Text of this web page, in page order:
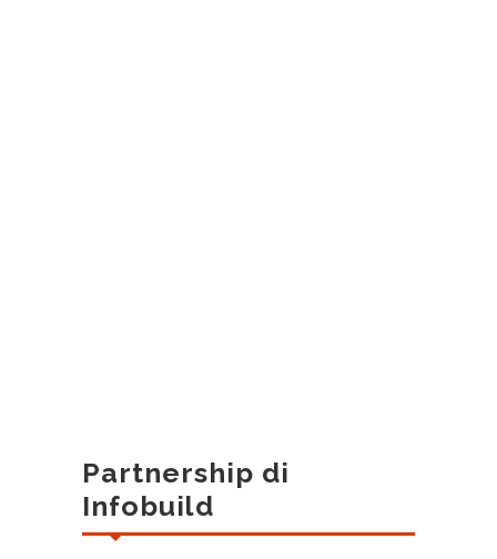
Partnership di
Infobuild